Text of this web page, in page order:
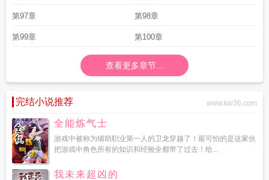
第97章 第98章
第99章 第100章
查看更多章节...
完结小说推荐 www.kw36.com
全能炼气士
游戏中被称为辅助职业第一人的卫龙穿越了！最可怕的是这家伙
把游戏中角色所有的知识和经验全都带了过去！给...
我未来超凶的